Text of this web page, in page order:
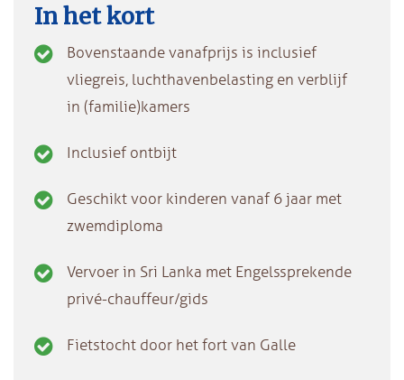
In het kort
Bovenstaande vanafprijs is inclusief
vliegreis, luchthavenbelasting en verblijf
in (familie)kamers
Inclusief ontbijt
Geschikt voor kinderen vanaf 6 jaar met
zwemdiploma
Vervoer in Sri Lanka met Engelssprekende
privé-chauffeur/gids
Fietstocht door het fort van Galle